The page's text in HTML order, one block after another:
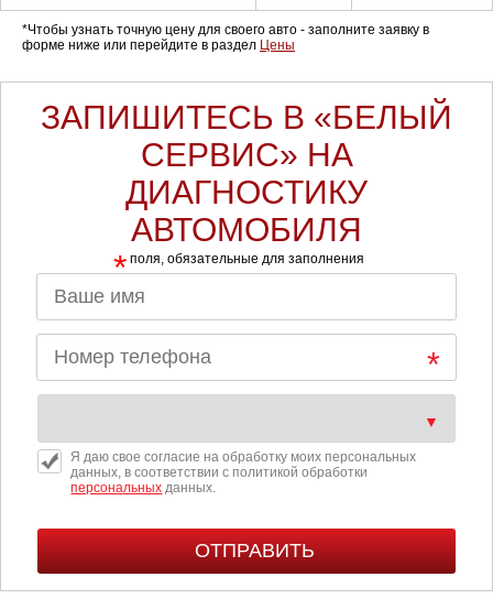
*Чтобы узнать точную цену для своего авто - заполните заявку в
форме ниже или перейдите в раздел Цены
ЗАПИШИТЕСЬ В «БЕЛЫЙ
СЕРВИС» НА
ДИАГНОСТИКУ
АВТОМОБИЛЯ
* поля, обязательные для заполнения
Я даю свое согласие на обработку моих персональных
данных, в соответствии с политикой обработки
персональных данных.